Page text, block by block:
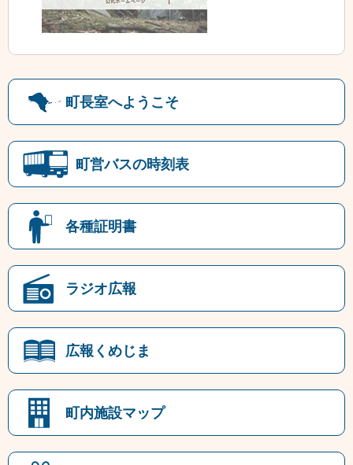
町長室へようこそ
町営バスの時刻表
各種証明書
ラジオ広報
広報くめじま
町内施設マップ